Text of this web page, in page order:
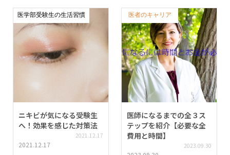
医学部受験生の生活習慣
ニキビが気になる受験生
へ！効果を感じた対策法
2021.12.17
2021.12.17
医者のキャリア
医師になるまでの全３ス
テップを紹介【必要な全
費用と時間】
2023.09.30